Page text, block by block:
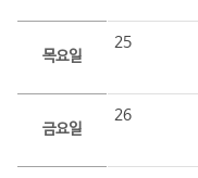
목요일
25
금요일
26